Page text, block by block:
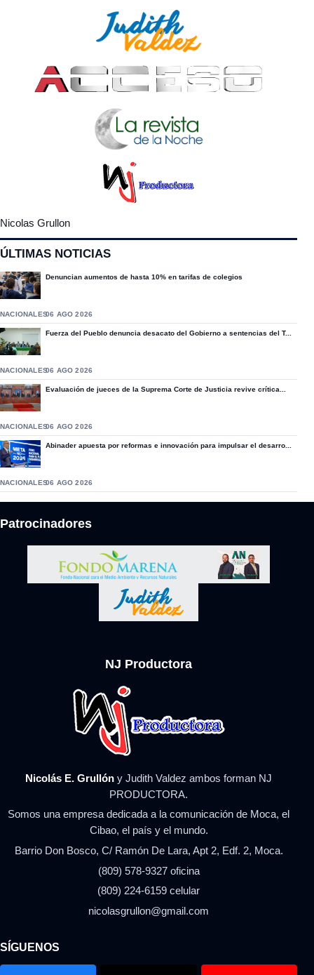
Nicolas Grullon
ÚLTIMAS NOTICIAS
Denuncian aumentos de hasta 10% en tarifas de colegios
NACIONALES06 AGO 2026
Fuerza del Pueblo denuncia desacato del Gobierno a sentencias del T...
NACIONALES06 AGO 2026
Evaluación de jueces de la Suprema Corte de Justicia revive crítica...
NACIONALES06 AGO 2026
Abinader apuesta por reformas e innovación para impulsar el desarro...
NACIONALES06 AGO 2026
Patrocinadores
NJ Productora
Nicolás E. Grullón y Judith Valdez ambos forman NJ
PRODUCTORA.
Somos una empresa dedicada a la comunicación de Moca, el
Cibao, el país y el mundo.
Barrio Don Bosco, C/ Ramón De Lara, Apt 2, Edf. 2, Moca.
(809) 578-9327 oficina
(809) 224-6159 celular
nicolasgrullon@gmail.com
SÍGUENOS